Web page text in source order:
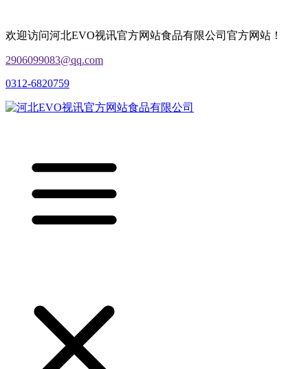
欢迎访问河北EVO视讯官方网站食品有限公司官方网站！
2906099083@qq.com
0312-6820759